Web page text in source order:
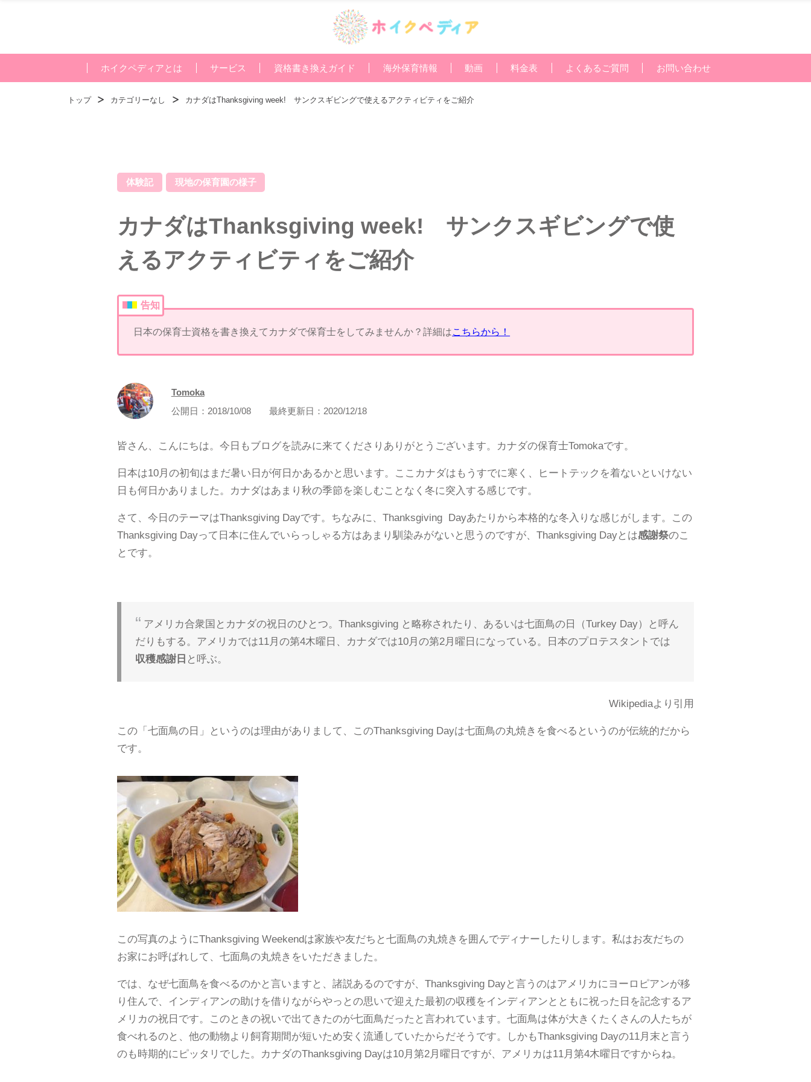
ホイクペディアとは サービス 資格書き換えガイド 海外保育情報 動画 料金表 よくあるご質問 お問い合わせ
トップ カテゴリーなし カナダはThanksgiving week! サンクスギビングで使えるアクティビティをご紹介
体験記 現地の保育園の様子
カナダはThanksgiving week! サンクスギビングで使
えるアクティビティをご紹介
告知
日本の保育士資格を書き換えてカナダで保育士をしてみませんか？詳細はこちらから！
Tomoka
公開日： 2018/10/08 最終更新日： 2020/12/18
皆さん、こんにちは。今日もブログを読みに来てくださりありがとうございます。カナダの保育士Tomokaです。
日本は10月の初旬はまだ暑い日が何日かあるかと思います。ここカナダはもうすでに寒く、ヒートテックを着ないといけない
日も何日かありました。カナダはあまり秋の季節を楽しむことなく冬に突入する感じです。
さて、今日のテーマはThanksgiving Dayです。ちなみに、Thanksgiving Dayあたりから本格的な冬入りな感じがします。この
Thanksgiving Dayって日本に住んでいらっしゃる方はあまり馴染みがないと思うのですが、Thanksgiving Dayとは感謝祭のこ
とです。
アメリカ合衆国とカナダの祝日のひとつ。 Thanksgivingと略称されたり、あるいは七面鳥の日（Turkey Day）と呼ん
だりもする。アメリカでは11月の第4木曜日、カナダでは10月の第2月曜日になっている。日本のプロテスタントでは
収穫感謝日 と呼ぶ。
Wikipediaより引用
この「七面鳥の日」というのは理由がありまして、このThanksgiving Dayは七面鳥の丸焼きを食べるというのが伝統的だから
です。
この写真のようにThanksgiving Weekendは家族や友だちと七面鳥の丸焼きを囲んでディナーしたりします。私はお友だちの
お家にお呼ばれして、七面鳥の丸焼きをいただきました。
では、なぜ七面鳥を食べるのかと言いますと、諸説あるのですが、Thanksgiving Dayと言うのはアメリカにヨーロピアンが移
り住んで、インディアンの助けを借りながらやっとの思いで迎えた最初の収穫をインディアンとともに祝った日を記念するア
メリカの祝日です。このときの祝いで出てきたのが七面鳥だったと言われています。七面鳥は体が大きくたくさんの人たちが
食べれるのと、他の動物より飼育期間が短いため安く流通していたからだそうです。しかもThanksgiving Dayの11月末と言う
のも時期的にピッタリでした。カナダのThanksgiving Dayは10月第2月曜日ですが、アメリカは11月第4木曜日ですからね。